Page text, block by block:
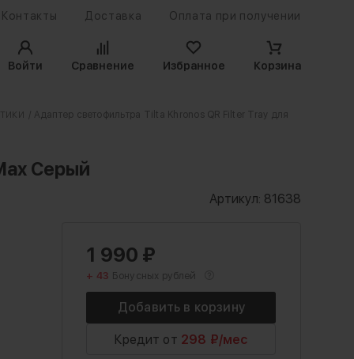
Контакты Доставка Оплата при получении
Войти
Сравнение Избранное Корзина
/ Адаптер светофильтра Tilta Khronos QR Filter Tray для
Серый
Артикул: 81638
1 990 ₽
+ 43 Бонусных рублей
Кредит от 298 ₽/мес